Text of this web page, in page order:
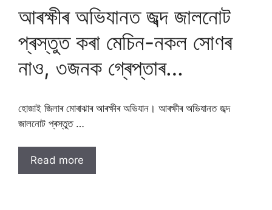
আৰক্ষীৰ অভিযানত জব্দ জালনোট
প্ৰস্তুত কৰা মেচিন-নকল সোণৰ
নাও, ৩জনক গ্ৰেপ্তাৰ…
হোজাই জিলাৰ মোৰাঝাৰ আৰক্ষীৰ অভিযান। আৰক্ষীৰ অভিযানত জব্দ
জালনোট প্ৰস্তুত …
Read more